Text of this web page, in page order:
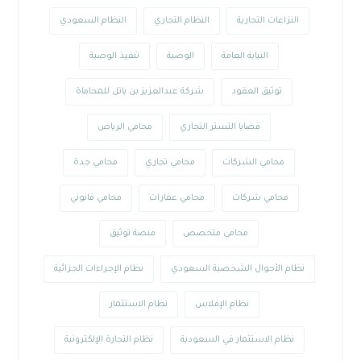
النزاعات التجارية النظام التجاري النظام السعودي
النيابة العامة الوصية تنفيذ الوصية
توثيق العقود شركة عبدالعزيز بن باتل للمحاماة
قضايا التستر التجاري محامي الرياض
محامي الشركات محامي تجاري محامي جدة
محامي شركات محامي عقارات محامي قانوني
محامي متخصص منصة توثيق
نظام الأحوال الشخصية السعودي نظام الإجراءات الجزائية
نظام الإفلاس نظام الاستثمار
نظام الاستثمار في السعودية نظام التجارة الإلكترونية